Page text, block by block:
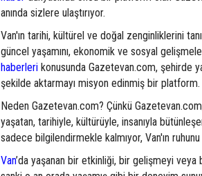
anında sizlere ulaştırıyor.
Van'ın tarihi, kültürel ve doğal zenginliklerini
güncel yaşamını, ekonomik ve sosyal
haberleri konusunda Gazetevan.com, şehirde
şekilde aktarmayı misyon edinmiş bir platform.
Neden Gazetevan.com? Çünkü
yaşatan, tarihiyle, kültürüyle, insanıyla
sadece bilgilendirmekle kalmıyor, Van'ın
Van’da yaşanan bir etkinliği, bir gelişmeyi veya